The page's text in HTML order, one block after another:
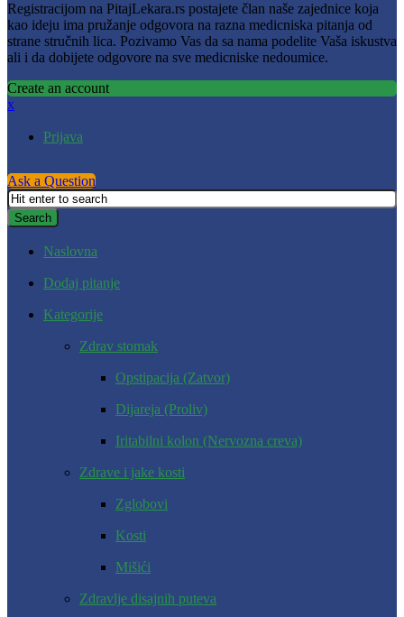
Registracijom na PitajLekara.rs postajete član naše zajednice koja
kao ideju ima pružanje odgovora na razna medicniska pitanja od
strane stručnih lica. Pozivamo Vas da sa nama podelite Vaša iskustva
ali i da dobijete odgovore na sve medicniske nedoumice.
Create an account
x
Prijava
Ask a Question
Naslovna
Dodaj pitanje
Kategorije
Zdrav stomak
Opstipacija (Zatvor)
Dijareja (Proliv)
Iritabilni kolon (Nervozna creva)
Zdrave i jake kosti
Zglobovi
Kosti
Mišići
Zdravlje disajnih puteva